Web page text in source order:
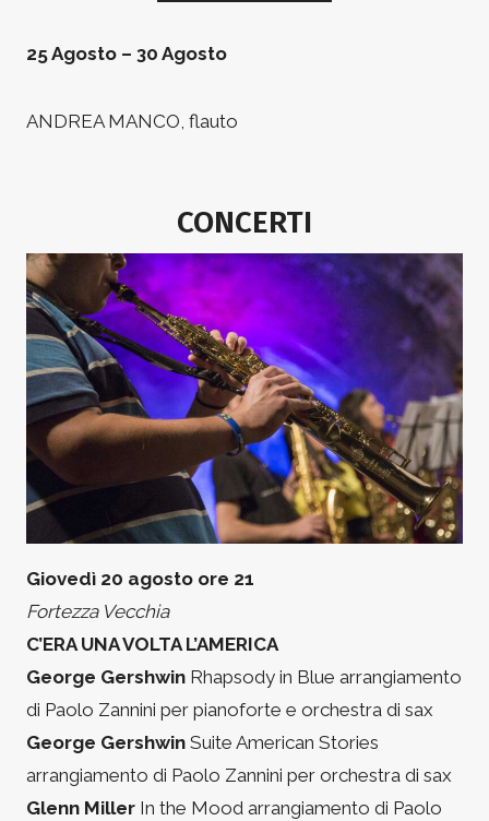
25 Agosto – 30 Agosto
ANDREA MANCO, flauto
CONCERTI
Giovedì 20 agosto ore 21
Fortezza Vecchia
C’ERA UNA VOLTA L’AMERICA
George Gershwin Rhapsody in Blue arrangiamento
di Paolo Zannini per pianoforte e orchestra di sax
George Gershwin Suite American Stories
arrangiamento di Paolo Zannini per orchestra di sax
Glenn Miller In the Mood arrangiamento di Paolo